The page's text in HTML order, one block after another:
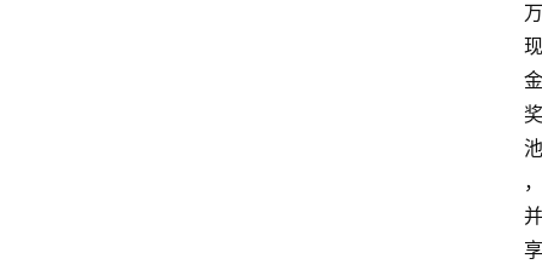
万
现
金
奖
池
，
并
享